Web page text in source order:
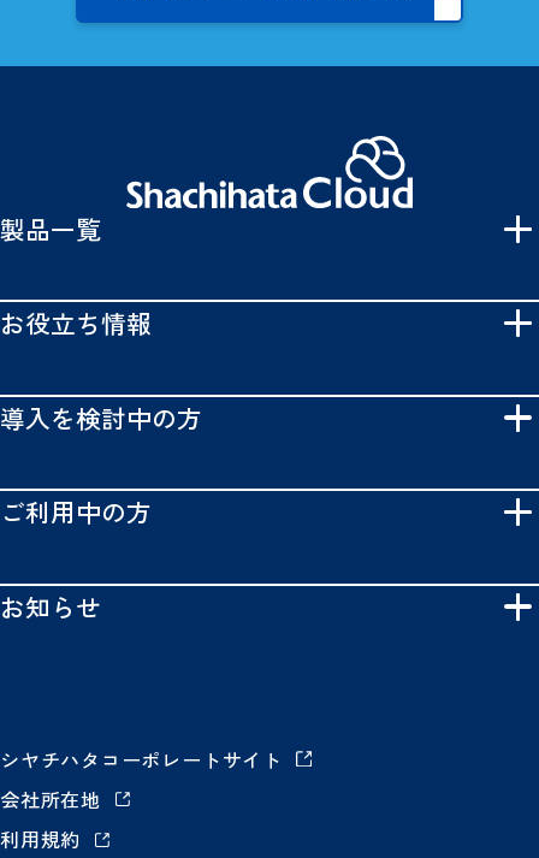
製品一覧
お役立ち情報
導入を検討中の方
ご利用中の方
お知らせ
シヤチハタコーポレートサイト
会社所在地
利用規約